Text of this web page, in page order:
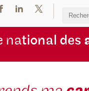
national des